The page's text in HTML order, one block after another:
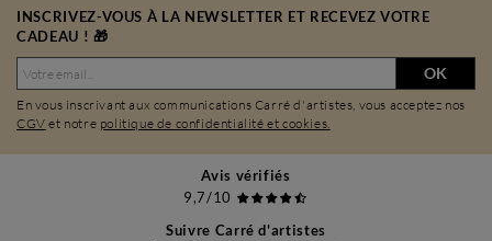
INSCRIVEZ-VOUS À LA NEWSLETTER ET RECEVEZ VOTRE
CADEAU ! 🎁
OK
En vous inscrivant aux communications Carré d'artistes, vous acceptez nos
CGV et notre politique de confidentialité et cookies.
Avis vérifiés
9,7/10
Suivre Carré d'artistes